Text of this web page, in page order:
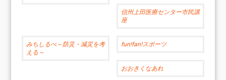
信州上田医療センター市民講
座
みちしるべ～防災・減災を考
える～
fun!fan!スポーツ
おおきくなあれ